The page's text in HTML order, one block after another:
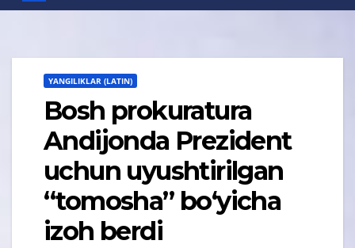
YANGILIKLAR (LATIN)
Bosh prokuratura
Andijonda Prezident
uchun uyushtirilgan
“tomosha” bo‘yicha
izoh berdi